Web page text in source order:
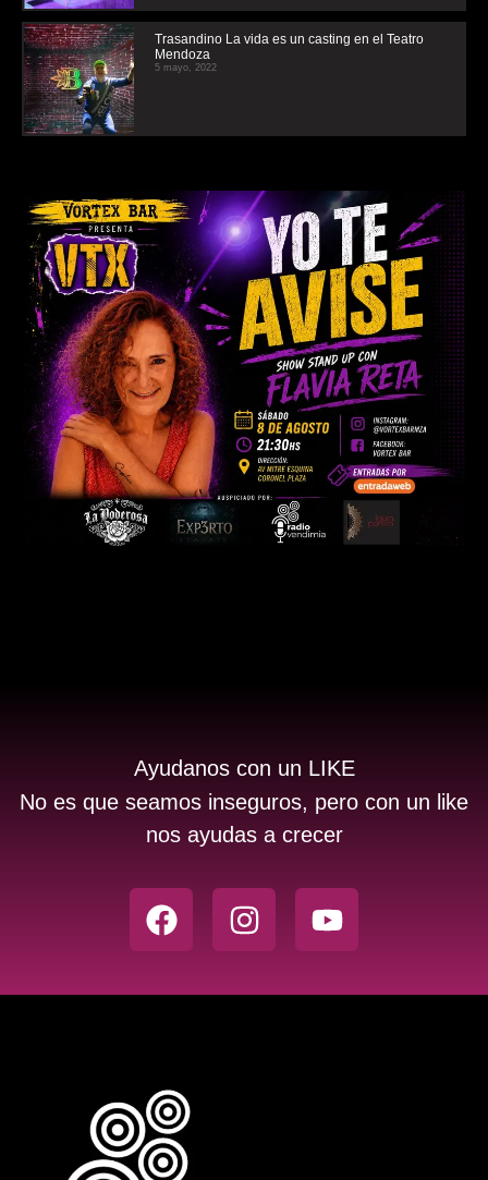
Trasandino La vida es un casting en el Teatro
Mendoza
5 mayo, 2022
Ayudanos con un LIKE
No es que seamos inseguros, pero con un like
nos ayudas a crecer